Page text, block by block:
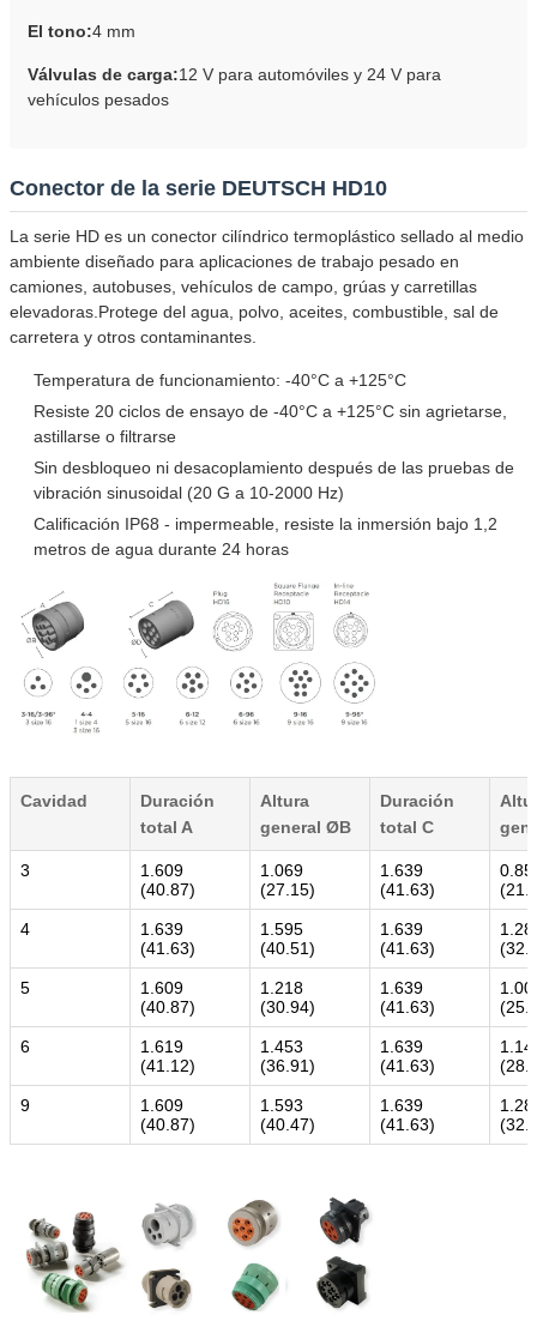
El tono:4 mm
Válvulas de carga:12 V para automóviles y 24 V para
vehículos pesados
Conector de la serie DEUTSCH HD10
La serie HD es un conector cilíndrico termoplástico sellado al medio
ambiente diseñado para aplicaciones de trabajo pesado en
camiones, autobuses, vehículos de campo, grúas y carretillas
elevadoras.Protege del agua, polvo, aceites, combustible, sal de
carretera y otros contaminantes.
Temperatura de funcionamiento: -40°C a +125°C
Resiste 20 ciclos de ensayo de -40°C a +125°C sin agrietarse,
astillarse o filtrarse
Sin desbloqueo ni desacoplamiento después de las pruebas de
vibración sinusoidal (20 G a 10-2000 Hz)
Calificación IP68 - impermeable, resiste la inmersión bajo 1,2
metros de agua durante 24 horas
Cavidad
Duración
total A
Altura
general ØB
Duración
total C
3
1.609
(40.87)
1.069
(27.15)
1.639
(41.63)
4
1.639
(41.63)
1.595
(40.51)
1.639
(41.63)
5
1.609
(40.87)
1.218
(30.94)
1.639
(41.63)
6
1.619
(41.12)
1.453
(36.91)
1.639
(41.63)
9
1.609
(40.87)
1.593
(40.47)
1.639
(41.63)